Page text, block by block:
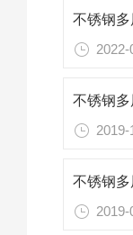
2022-
2019-
2019-